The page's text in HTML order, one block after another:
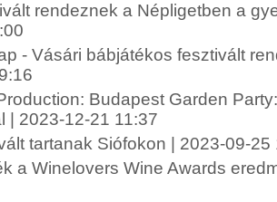
rendeznek a Népligetben a
- Vásári bábjátékos fesztivált
Budapest Garden
| 2023-12-21 11:37
tartanak Siófokon | 2023-09-25
a Winelovers Wine Awards